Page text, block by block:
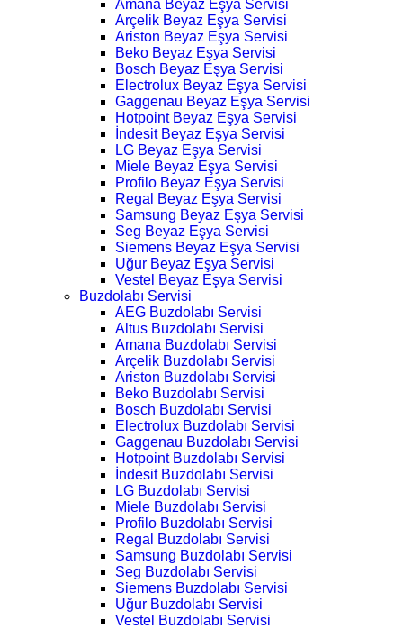
Amana Beyaz Eşya Servisi
Arçelik Beyaz Eşya Servisi
Ariston Beyaz Eşya Servisi
Beko Beyaz Eşya Servisi
Bosch Beyaz Eşya Servisi
Electrolux Beyaz Eşya Servisi
Gaggenau Beyaz Eşya Servisi
Hotpoint Beyaz Eşya Servisi
İndesit Beyaz Eşya Servisi
LG Beyaz Eşya Servisi
Miele Beyaz Eşya Servisi
Profilo Beyaz Eşya Servisi
Regal Beyaz Eşya Servisi
Samsung Beyaz Eşya Servisi
Seg Beyaz Eşya Servisi
Siemens Beyaz Eşya Servisi
Uğur Beyaz Eşya Servisi
Vestel Beyaz Eşya Servisi
Buzdolabı Servisi
AEG Buzdolabı Servisi
Altus Buzdolabı Servisi
Amana Buzdolabı Servisi
Arçelik Buzdolabı Servisi
Ariston Buzdolabı Servisi
Beko Buzdolabı Servisi
Bosch Buzdolabı Servisi
Electrolux Buzdolabı Servisi
Gaggenau Buzdolabı Servisi
Hotpoint Buzdolabı Servisi
İndesit Buzdolabı Servisi
LG Buzdolabı Servisi
Miele Buzdolabı Servisi
Profilo Buzdolabı Servisi
Regal Buzdolabı Servisi
Samsung Buzdolabı Servisi
Seg Buzdolabı Servisi
Siemens Buzdolabı Servisi
Uğur Buzdolabı Servisi
Vestel Buzdolabı Servisi